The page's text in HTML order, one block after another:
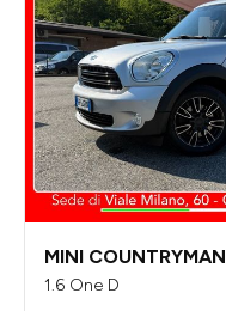
MINI COUNTRYMAN
1.6 One D